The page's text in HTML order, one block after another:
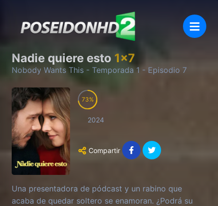
Nadie quiere esto 1x7
Nobody Wants This - Temporada1 - Episodio 7
73
2024
Compartir
Una presentadora de pódcast y un rabino que
acaba de quedar soltero se enamoran. ¿Podrá su